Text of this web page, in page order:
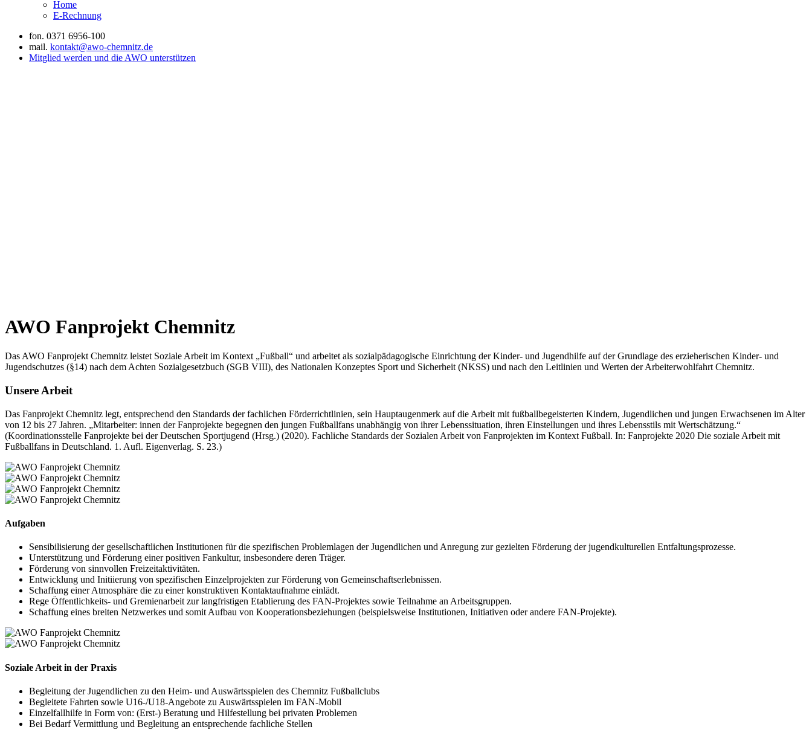
Home
E-Rechnung
fon. 0371 6956-100
mail. kontakt@awo-chemnitz.de
Mitglied werden und die AWO unterstützen
AWO Fanprojekt Chemnitz
Das AWO Fanprojekt Chemnitz leistet Soziale Arbeit im Kontext „Fußball“ und arbeitet als sozialpädagogische Einrichtung der Kinder- und Jugendhilfe auf der Grundlage des erzieherischen Kinder- und
Jugendschutzes (§14) nach dem Achten Sozialgesetzbuch (SGB VIII), des Nationalen Konzeptes Sport und Sicherheit (NKSS) und nach den Leitlinien und Werten der Arbeiterwohlfahrt Chemnitz.
Unsere Arbeit
Das Fanprojekt Chemnitz legt, entsprechend den Standards der fachlichen Förderrichtlinien, sein Hauptaugenmerk auf die Arbeit mit fußballbegeisterten Kindern, Jugendlichen und jungen Erwachsenen im Alter
von 12 bis 27 Jahren. „Mitarbeiter: innen der Fanprojekte begegnen den jungen Fußballfans unabhängig von ihrer Lebenssituation, ihren Einstellungen und ihres Lebensstils mit Wertschätzung.“
(Koordinationsstelle Fanprojekte bei der Deutschen Sportjugend (Hrsg.) (2020). Fachliche Standards der Sozialen Arbeit von Fanprojekten im Kontext Fußball. In: Fanprojekte 2020 Die soziale Arbeit mit
Fußballfans in Deutschland. 1. Aufl. Eigenverlag. S. 23.)
Aufgaben
Sensibilisierung der gesellschaftlichen Institutionen für die spezifischen Problemlagen der Jugendlichen und Anregung zur gezielten Förderung der jugendkulturellen Entfaltungsprozesse.
Unterstützung und Förderung einer positiven Fankultur, insbesondere deren Träger.
Förderung von sinnvollen Freizeitaktivitäten.
Entwicklung und Initiierung von spezifischen Einzelprojekten zur Förderung von Gemeinschaftserlebnissen.
Schaffung einer Atmosphäre die zu einer konstruktiven Kontaktaufnahme einlädt.
Rege Öffentlichkeits- und Gremienarbeit zur langfristigen Etablierung des FAN-Projektes sowie Teilnahme an Arbeitsgruppen.
Schaffung eines breiten Netzwerkes und somit Aufbau von Kooperationsbeziehungen (beispielsweise Institutionen, Initiativen oder andere FAN-Projekte).
Soziale Arbeit in der Praxis
Begleitung der Jugendlichen zu den Heim- und Auswärtsspielen des Chemnitz Fußballclubs
Begleitete Fahrten sowie U16-/U18-Angebote zu Auswärtsspielen im FAN-Mobil
Einzelfallhilfe in Form von: (Erst-) Beratung und Hilfestellung bei privaten Problemen
Bei Bedarf Vermittlung und Begleitung an entsprechende fachliche Stellen